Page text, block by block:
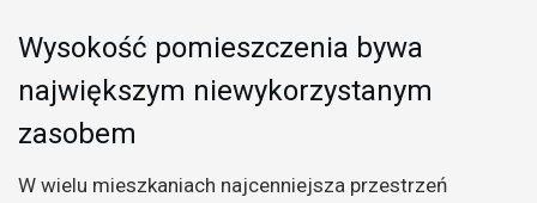
Wysokość pomieszczenia bywa
największym niewykorzystanym
zasobem
W wielu mieszkaniach najcenniejsza przestrzeń